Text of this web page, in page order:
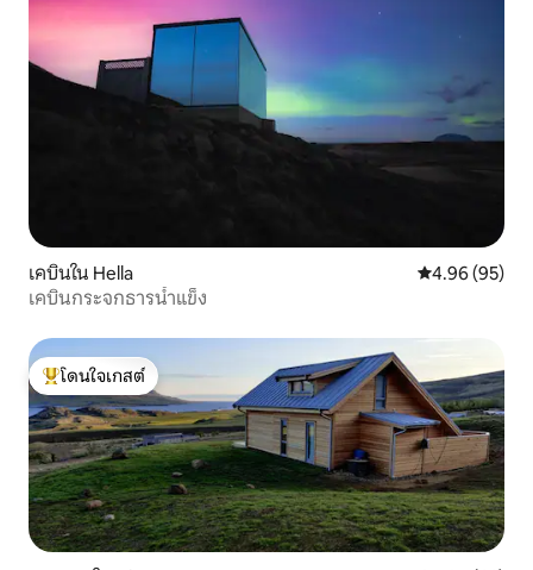
เคบินใน Hella คะแนนเฉลี่ย
4.96 (95)
เคบินกระจกธารน้ำแข็ง
โดนใจเกสต์ที่สุด
โดนใจเกสต์